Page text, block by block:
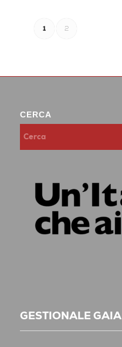
1 2
CERCA
GESTIONALE GAIA